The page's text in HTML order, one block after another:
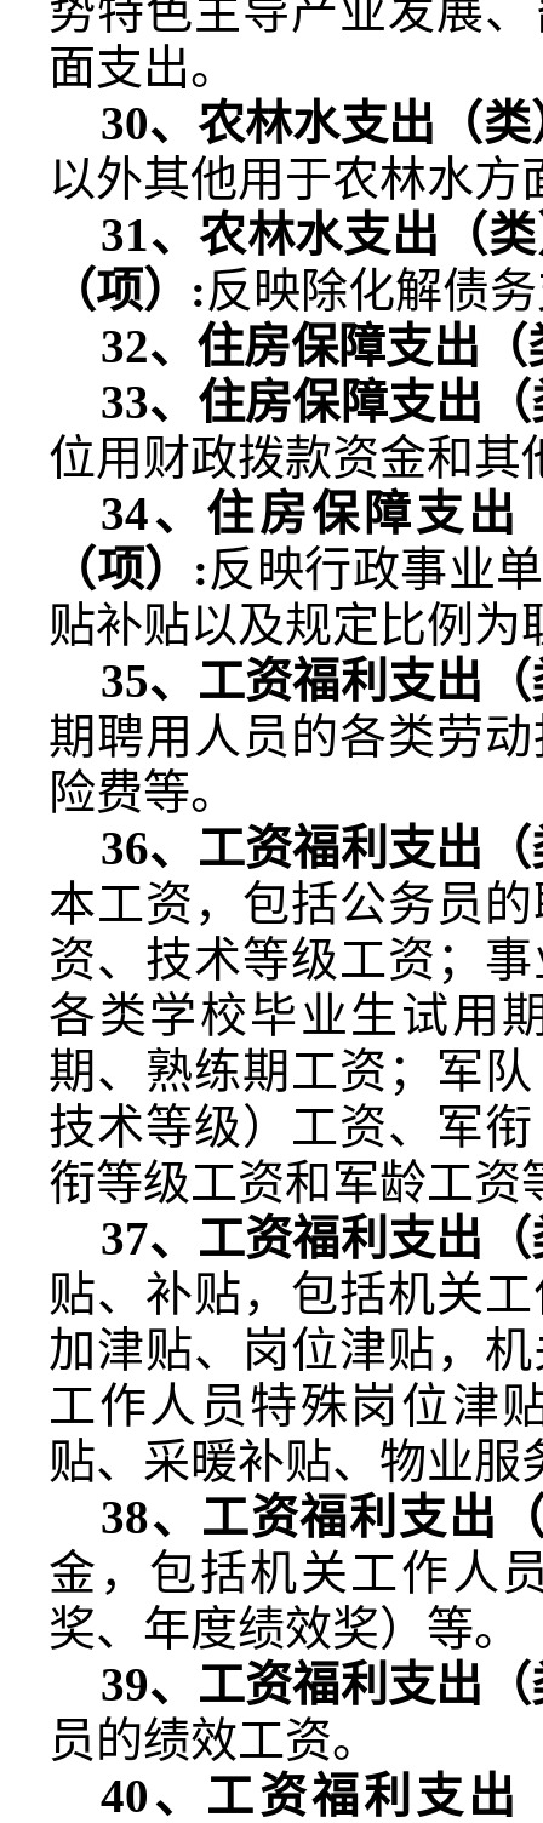
势特色主导产业发展
面支出。
30、农林水支出（
以外其他用于农林水方
31、农林水支出（
（项） :反映除化解债
32、住房保障支出（
33、住房保障支出
位用财政拨款资金和其
34、住房保障支出
（项） :反映行政事业
贴补贴以及规定比例
35、工资福利支出（
期聘用人员的各类劳
险费等。
36、工资福利支出
本工资，包括公务员
资、技术等级工资；
各类学校毕业生试用
期、熟练期工资；军
技术等级）工资、军
衔等级工资和军龄工资
37、工资福利支出
贴、补贴，包括机关
加津贴、岗位津贴，
工作人员特殊岗位津
贴、采暖补贴、物业服
38、工资福利支出
金，包括机关工作人
奖、年度绩效奖）等。
39、工资福利支出
员的绩效工资。
40、工资福利支出